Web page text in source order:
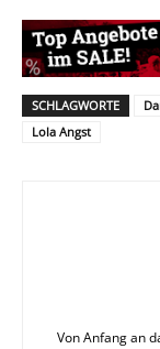
SCHLAGWORTE
Lola Angst
Von Anfang an